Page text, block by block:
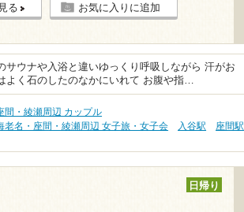
る お気に入りに追加
ウナや入浴と違いゆっくり呼吸しながら 汗がお
よく石のしたのなかにいれて お腹や指…
間・綾瀬周辺 カップル
老名・座間・綾瀬周辺 女子旅・女子会 入谷駅
座間駅
日帰り